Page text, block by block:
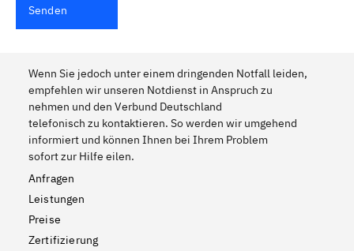
Senden
Wenn Sie jedoch unter einem dringenden Notfall leiden,
empfehlen wir unseren Notdienst in Anspruch zu
nehmen und den Verbund Deutschland
telefonisch zu kontaktieren. So werden wir umgehend
informiert und können Ihnen bei Ihrem Problem
sofort zur Hilfe eilen.
Anfragen
Leistungen
Preise
Zertifizierung